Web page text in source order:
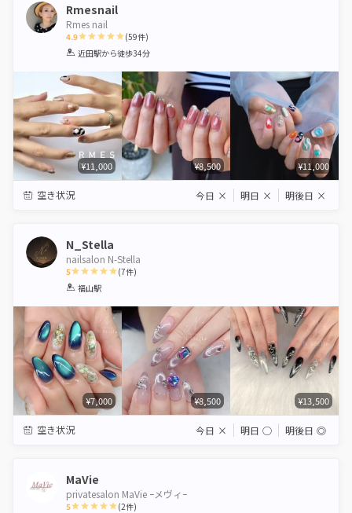
Rmesnail
Rmes nail
4.9
1 2 3 4 5
(59件)
近田駅から徒歩34分
¥11,000 ¥8,500 ¥11,000
空き状況 今日 × 明日 × 明後日 ×
N_Stella
nailsalon N-Stella
5
1 2 3 4
(7件)
福山駅
¥7,000 ¥8,500 ¥13,500
空き状況 今日 × 明日 ◯ 明後日 ◎
MaVie
privatesalon MaVie ｰメヴィｰ
5 (2件)